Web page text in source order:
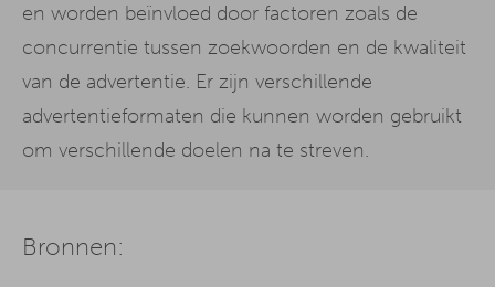
en worden beïnvloed door factoren zoals de
concurrentie tussen zoekwoorden en de kwaliteit
van de advertentie. Er zijn verschillende
advertentieformaten die kunnen worden gebruikt
om verschillende doelen na te streven.
Bronnen: